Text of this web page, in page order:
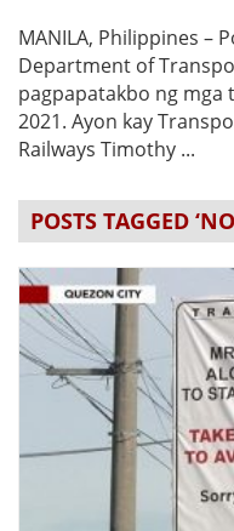
MANILA, Philippines –
Department of
pagpapatakbo ng mga
2021. Ayon kay
Railways Timothy ...
POSTS TAGGED